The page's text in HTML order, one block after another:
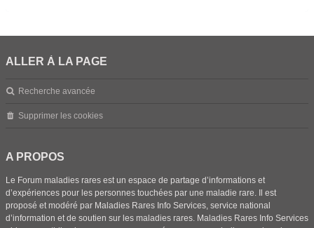
ALLER À LA PAGE
Recherche avancée
Supprimer les cookies
A PROPOS
Le Forum maladies rares est un espace de partage d’informations et
d’expériences pour les personnes touchées par une maladie rare. Il est
proposé et modéré par Maladies Rares Info Services, service national
d’information et de soutien sur les maladies rares. Maladies Rares Info Services